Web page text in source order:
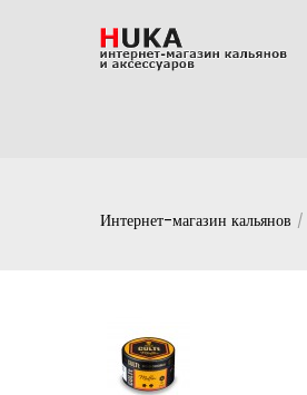
Интернет-магазин кальянов